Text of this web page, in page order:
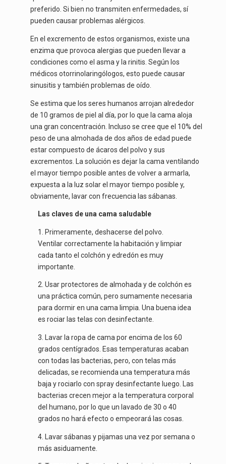
preferido. Si bien no transmiten enfermedades, sí
pueden causar problemas alérgicos.
En el excremento de estos organismos, existe una
enzima que provoca alergias que pueden llevar a
condiciones como el asma y la rinitis. Según los
médicos otorrinolaringólogos, esto puede causar
sinusitis y también problemas de oído.
Se estima que los seres humanos arrojan alrededor
de 10 gramos de piel al día, por lo que la cama aloja
una gran concentración. Incluso se cree que el 10% del
peso de una almohada de dos años de edad puede
estar compuesto de ácaros del polvo y sus
excrementos. La solución es dejar la cama ventilando
el mayor tiempo posible antes de volver a armarla,
expuesta a la luz solar el mayor tiempo posible y,
obviamente, lavar con frecuencia las sábanas.
Las claves de una cama saludable
1. Primeramente, deshacerse del polvo.
Ventilar correctamente la habitación y limpiar
cada tanto ​​el colchón y edredón es muy
importante.
2. Usar protectores de almohada y de colchón es
una práctica común, pero sumamente necesaria
para dormir en una cama limpia. Una buena idea
es rociar las telas con desinfectante.
3. Lavar la ropa de cama por encima de los 60
grados centígrados. Esas temperaturas acaban
con todas las bacterias, pero, con telas más
delicadas, se recomienda una temperatura más
baja y rociarlo con spray desinfectante luego. Las
bacterias crecen mejor a la temperatura corporal
del humano, por lo que un lavado de 30 o 40
grados no hará efecto o empeorará las cosas.
4. Lavar sábanas y pijamas una vez por semana o
más asiduamente.